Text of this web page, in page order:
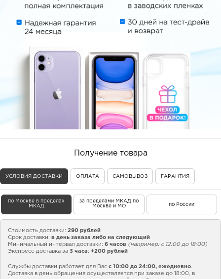
Получение товара
УСЛОВИЯ ДОСТАВКИ ОПЛАТА САМОВЫВОЗ ГАРАНТИЯ
по Москве в пределах
МКАД
за пределами МКАД по
Москве и МО
по России
Стоимость доставки: 290 рублей
Срок доставки: в день заказа либо на следующий
Минимальный интервал доставки: 6 часов (например: с 12:00 до 18:00)
Экспресс-доставка за 3 часа : +200 рублей
Службы доставки работает для Вас с 10:00 до 24:00, ежедневно.
Доставка в день обращения осуществляется при заказе до 18:00, в